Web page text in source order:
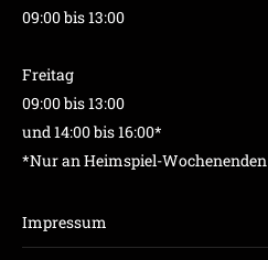
09:00 bis 13:00
Freitag
09:00 bis 13:00
und 14:00 bis 16:00*
*Nur an Heimspiel-Wochenenden
Impressum